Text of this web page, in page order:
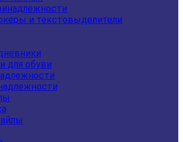
и текстовыделители
для обуви